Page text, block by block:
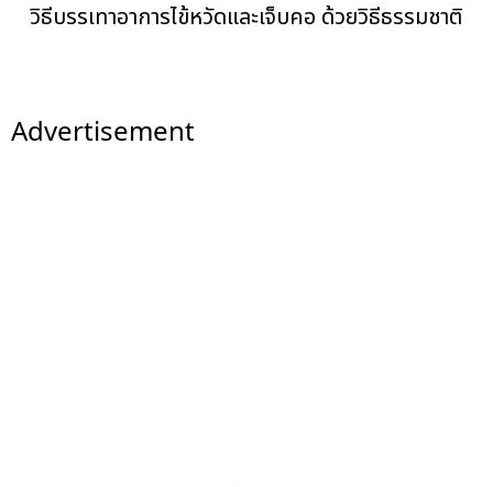
วิธีบรรเทาอาการไข้หวัดและเจ็บคอ ด้วยวิธีธรรมชาติ
Advertisement